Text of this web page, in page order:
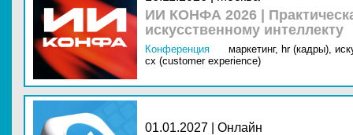
ИИ КОНФА 2026 |
искусственному интеллекту
Конференция маркетинг, hr (кадры),
cx (customer experience)
01.01.2027 | Онлайн